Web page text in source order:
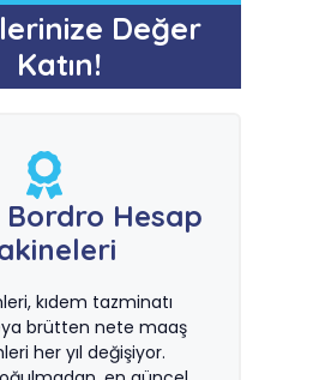
Değer
Katın!
Bordro Hesap
kıdem tazminatı
brütten nete maaş
her yıl değişiyor.